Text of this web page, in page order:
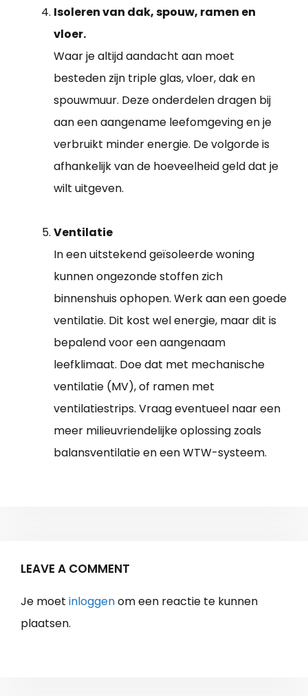
Isoleren van dak, spouw, ramen en
vloer.
Waar je altijd aandacht aan moet
besteden zijn triple glas, vloer, dak en
spouwmuur. Deze onderdelen dragen bij
aan een aangename leefomgeving en je
verbruikt minder energie. De volgorde is
afhankelijk van de hoeveelheid geld dat je
wilt uitgeven.
Ventilatie
In een uitstekend geïsoleerde woning
kunnen ongezonde stoffen zich
binnenshuis ophopen. Werk aan een goede
ventilatie. Dit kost wel energie, maar dit is
bepalend voor een aangenaam
leefklimaat. Doe dat met mechanische
ventilatie (MV), of ramen met
ventilatiestrips. Vraag eventueel naar een
meer milieuvriendelijke oplossing zoals
balansventilatie en een WTW-systeem.
LEAVE A COMMENT
Je moet inloggenom een reactie te kunnen
plaatsen.